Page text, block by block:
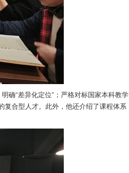
确“差异化定位”；严格对标国家本科教学
复合型人才。此外，他还介绍了课程体系